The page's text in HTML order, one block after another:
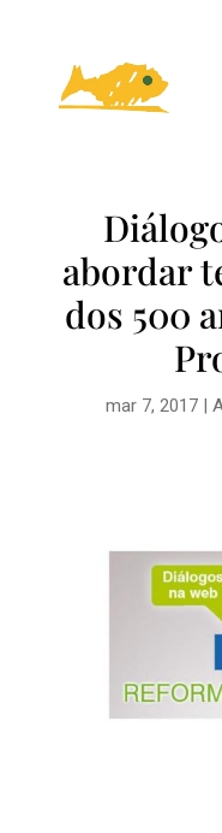
abordar
dos 500
mar 7, 2017 |